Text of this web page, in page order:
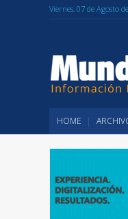
Viernes, 07 de Agosto
HOME